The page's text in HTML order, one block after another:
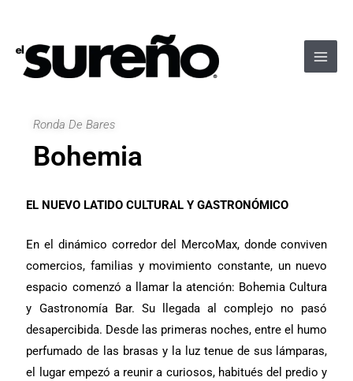
contenido
Ronda De Bares
Bohemia
EL NUEVO LATIDO CULTURAL Y GASTRONÓMICO
En el dinámico corredor del MercoMax, donde conviven
comercios, familias y movimiento constante, un nuevo
espacio comenzó a llamar la atención: Bohemia Cultura
y Gastronomía Bar. Su llegada al complejo no pasó
desapercibida. Desde las primeras noches, entre el humo
perfumado de las brasas y la luz tenue de sus lámparas,
el lugar empezó a reunir a curiosos, habitués del predio y
entradas